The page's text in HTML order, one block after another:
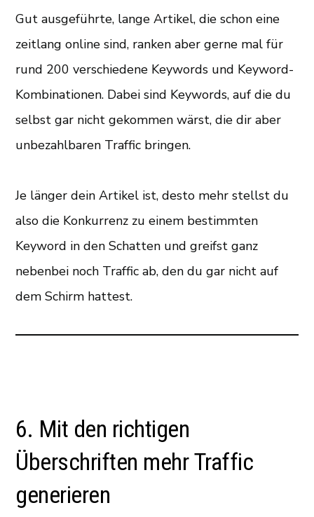
Gut ausgeführte, lange Artikel, die schon eine
zeitlang online sind, ranken aber gerne mal für
rund 200 verschiedene Keywords und Keyword-
Kombinationen. Dabei sind Keywords, auf die du
selbst gar nicht gekommen wärst, die dir aber
unbezahlbaren Traffic bringen.
Je länger dein Artikel ist, desto mehr stellst du
also die Konkurrenz zu einem bestimmten
Keyword in den Schatten und greifst ganz
nebenbei noch Traffic ab, den du gar nicht auf
dem Schirm hattest.
6. Mit den richtigen
Überschriften mehr Traffic
generieren